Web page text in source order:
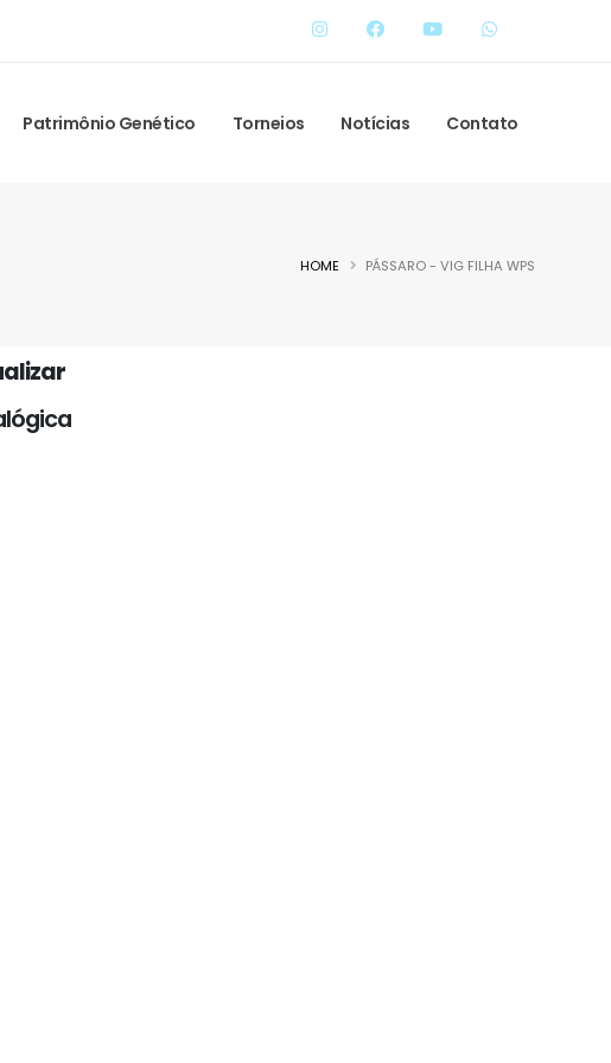
Patrimônio Genético Torneios Notícias Contato
HOME PÁSSARO - VIG FILHA WPS